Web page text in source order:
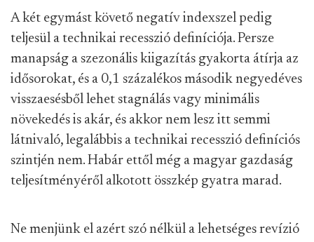
A két egymást követő negatív indexszel pedig
teljesül a technikai recesszió definíciója. Persze
manapság a szezonális kiigazítás gyakorta átírja az
idősorokat, és a 0,1 százalékos második negyedéves
visszaesésből lehet stagnálás vagy minimális
növekedés is akár, és akkor nem lesz itt semmi
látnivaló, legalábbis a technikai recesszió definíciós
szintjén nem. Habár ettől még a magyar gazdaság
teljesítményéről alkotott összkép gyatra marad.
Ne menjünk el azért szó nélkül a lehetséges revízió